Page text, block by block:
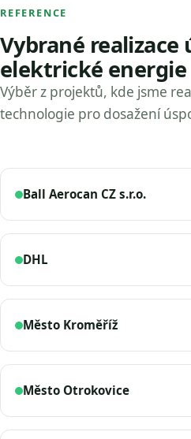
REFERENCE
Vybrané realizace
elektrické energie
Výběr z projektů, kde jsme
technologie pro dosažení
Ball Aerocan CZ s.r.o.
DHL
Město Kroměříž
Město Otrokovice